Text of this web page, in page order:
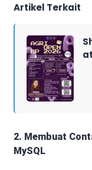
Artikel Terkait
2. Membuat
MySQL